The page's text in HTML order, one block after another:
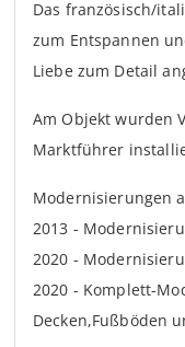
Das französisch/
zum Entspannen
Liebe zum Detail
Am Objekt wurden
Marktführer
Modernisierungen
2013 -
2020 -
2020 - Komplett-
Decken,Fußböden